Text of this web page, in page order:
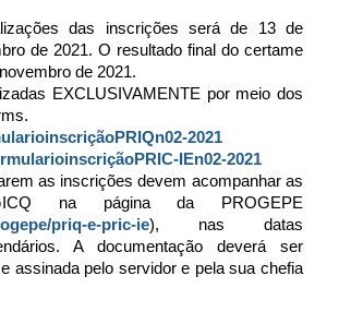
das inscrições será de 13 de
de 2021. O resultado final do certame
de 2021.
EXCLUSIVAMENTE por meio dos
2021
IEn02-2021
as inscrições devem acompanhar as
na página da PROGEPE
priq-e-pric-ie), nas datas
A documentação deverá ser
assinada pelo servidor e pela sua chefia